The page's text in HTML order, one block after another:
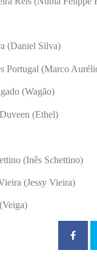
(Daniel Silva)
Portugal (Marco
(Wagão)
(Ethel)
(Inês Schettino)
(Jessy Vieira)